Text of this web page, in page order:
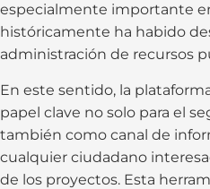
especialmente importante
históricamente ha habido
administración de recursos
En este sentido, la
papel clave no solo para el
también como canal de
cualquier ciudadano
de los proyectos. Esta